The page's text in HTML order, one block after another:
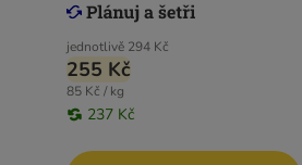
jednotlivě 294 Kč
255 Kč
85 Kč / kg
237 Kč